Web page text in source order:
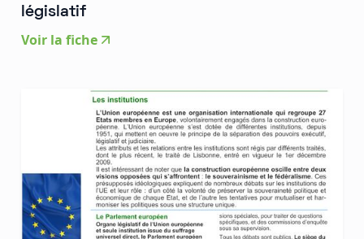
législatif
Voir la fiche